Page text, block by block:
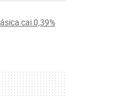
cai 0,39%